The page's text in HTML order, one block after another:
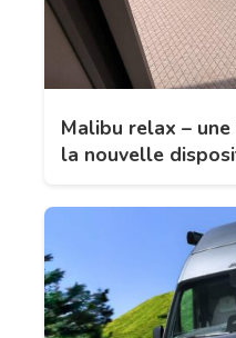
Malibu relax –
la nouvelle